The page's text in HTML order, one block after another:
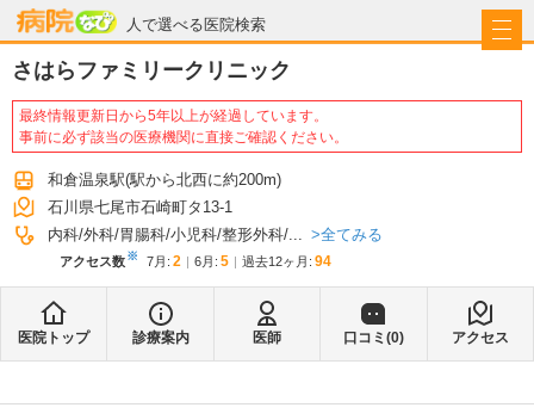
人で選べる医院検索
病院なび
さはらファミリークリニック
最終情報更新日から5年以上が経過しています。
事前に必ず該当の医療機関に直接ご確認ください。
和倉温泉駅(駅から北西に約200m)
石川県七尾市石崎町タ13-1
内科 外科 胃腸科 小児科 整形外科 ... 全てみる
アクセス数※ 7月 : 2 6月 : 5 過去12ヶ月: 94
医院トップ 診療案内 医師 口コミ(0) アクセス